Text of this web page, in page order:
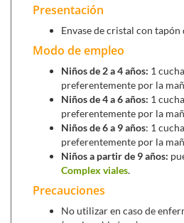
Laequinácea:
Alta capacidad para
inmunitario,
defensas naturales del
protegerse de las
Los principios activos
cafeico y el ácido
producen esta
Eltomillo:
bronquitis, congestión,
Presentación
Envase de cristal con
Modo de empleo
Niños de 2 a 4 años: 1
preferentemente por la
Niños de 4 a 6 años: 1
preferentemente por la
Niños de 6 a 9 años: 1
preferentemente por la
Niños a partir de 9 años:
Complex viales.
Precauciones
No utilizar en caso de